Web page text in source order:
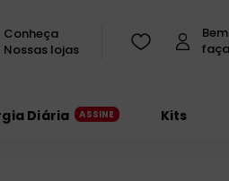
Conheça
Nossas lojas
Diária Kits